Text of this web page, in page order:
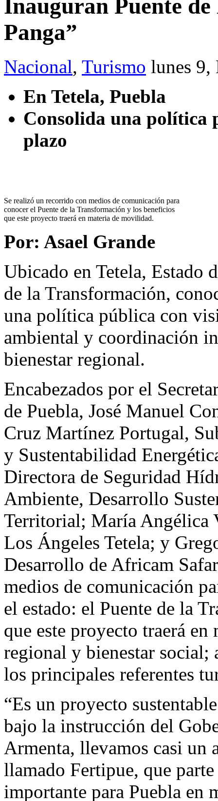
Inauguran Puente
Panga”
Nacional, Turismo lunes 9,
En Tetela, Puebla
Consolida una política
plazo
Se realizó un recorrido con medios de comunicación para
conocer el Puente de la Transformación y los beneficios
que este proyecto traerá en materia de movilidad.
Por: Asael Grande
Ubicado en Tetela, Estado
de la Transformación,
una política pública con
ambiental y coordinación
bienestar regional.
Encabezados por el
de Puebla, José Manuel
Cruz Martínez Portugal,
y Sustentabilidad
Directora de Seguridad
Ambiente, Desarrollo
Territorial; María Angélica
Los Ángeles Tetela; y
Desarrollo de Africam
medios de comunicación
el estado: el Puente de la
que este proyecto traerá
regional y bienestar
los principales referentes
“Es un proyecto
bajo la instrucción del
Armenta, llevamos casi un
llamado Fertipue, que
importante para Puebla en